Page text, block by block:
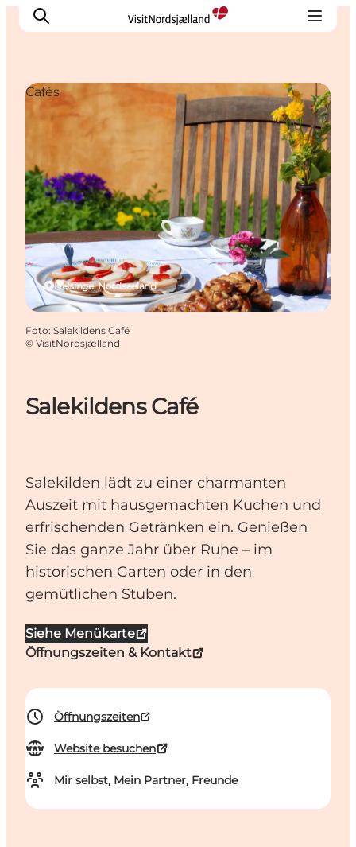
Highlights
Erlebnisse
Geschmack
Unterkünfte
Städte
Reiseplanung
Salekildens Café
Salekilden lädt zu einer charmanten
Auszeit mit hausgemachten Kuchen und
erfrischenden Getränken ein. Genießen
Sie das ganze Jahr über Ruhe – im
historischen Garten oder in den
gemütlichen Stuben.
Siehe Menükarte
Öffnungszeiten & Kontakt
Öffnungszeiten
Website besuchen
Mir selbst, Mein Partner, Freunde
Helsinge, Nordseeland
Cafés
Foto: Salekildens Café
© VisitNordsjælland